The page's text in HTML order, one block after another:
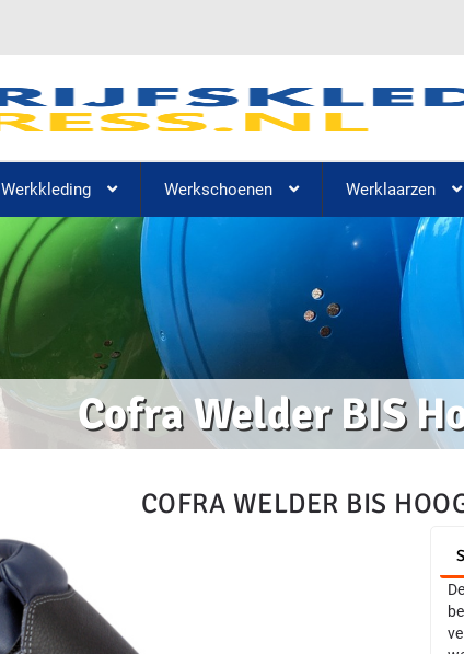
Werkkleding Werkschoenen Werklaarzen
Cofra Welder BIS
COFRA WELDER BIS